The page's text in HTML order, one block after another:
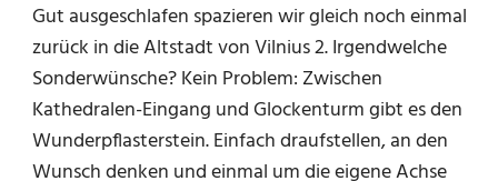
Gut ausgeschlafen spazieren wir gleich noch einmal
zurück in die Altstadt von Vilnius 2. Irgendwelche
Sonderwünsche? Kein Problem: Zwischen
Kathedralen-Eingang und Glockenturm gibt es den
Wunderpflasterstein. Einfach draufstellen, an den
Wunsch denken und einmal um die eigene Achse